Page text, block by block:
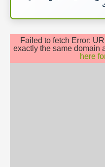
Failed to fetch Error:
exactly the same domain
here